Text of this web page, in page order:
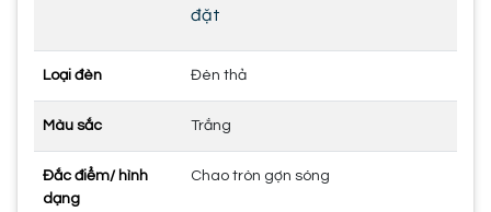
đặt
Loại đèn Đèn thả
Màu sắc Trắng
Đắc điểm/ hình
dạng
Chao tròn gợn sóng